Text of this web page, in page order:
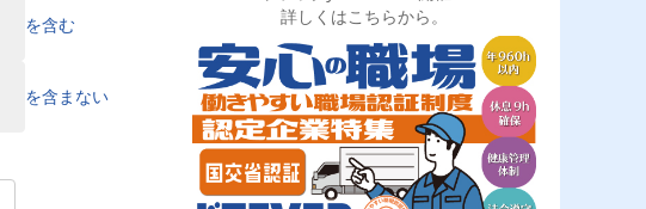
を含む
を含まない
詳しくはこちらから。